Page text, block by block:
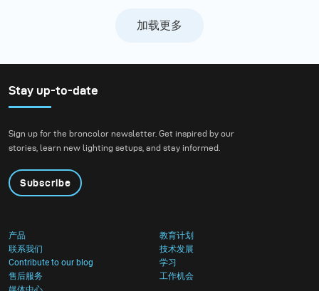
加载更多
Stay up-to-date
Sign up for the broncolor newsletter. Get inspired by our
stories, learn new lighting setups, and stay informed.
Subscribe
产品
教育计划
联系我们
技术发展
Contribute to our blog
学习
售后服务
工作机会